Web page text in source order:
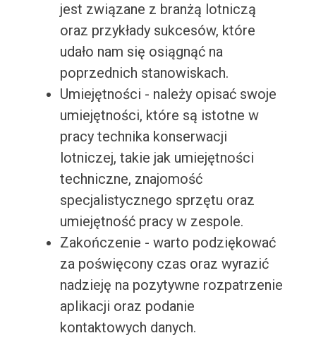
jest związane z branżą lotniczą
oraz przykłady sukcesów, które
udało nam się osiągnąć na
poprzednich stanowiskach.
Umiejętności - należy opisać swoje
umiejętności, które są istotne w
pracy technika konserwacji
lotniczej, takie jak umiejętności
techniczne, znajomość
specjalistycznego sprzętu oraz
umiejętność pracy w zespole.
Zakończenie - warto podziękować
za poświęcony czas oraz wyrazić
nadzieję na pozytywne rozpatrzenie
aplikacji oraz podanie
kontaktowych danych.